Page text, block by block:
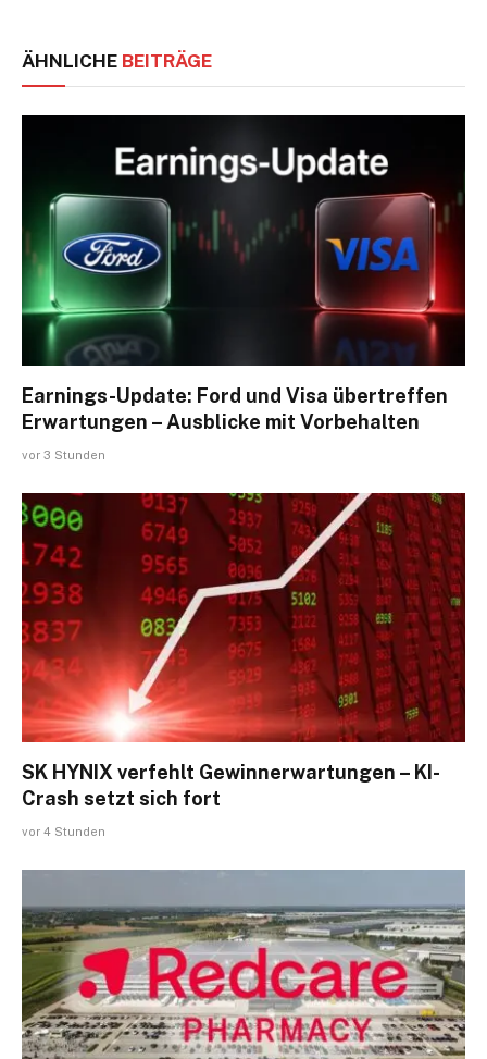
ÄHNLICHE BEITRÄGE
Earnings-Update: Ford und Visa übertreffen
Erwartungen – Ausblicke mit Vorbehalten
vor 3 Stunden
SK HYNIX verfehlt Gewinnerwartungen – KI-
Crash setzt sich fort
vor 4 Stunden